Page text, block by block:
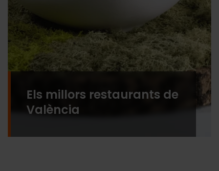
Els millors restaurants de
València